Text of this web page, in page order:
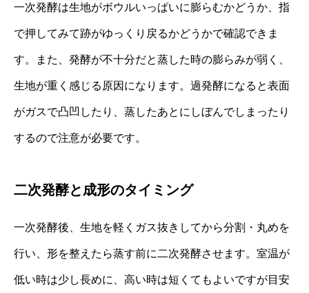
一次発酵は生地がボウルいっぱいに膨らむかどうか、指
で押してみて跡がゆっくり戻るかどうかで確認できま
す。また、発酵が不十分だと蒸した時の膨らみが弱く、
生地が重く感じる原因になります。過発酵になると表面
がガスで凸凹したり、蒸したあとにしぼんでしまったり
するので注意が必要です。
二次発酵と成形のタイミング
一次発酵後、生地を軽くガス抜きしてから分割・丸めを
行い、形を整えたら蒸す前に二次発酵させます。室温が
低い時は少し長めに、高い時は短くてもよいですが目安